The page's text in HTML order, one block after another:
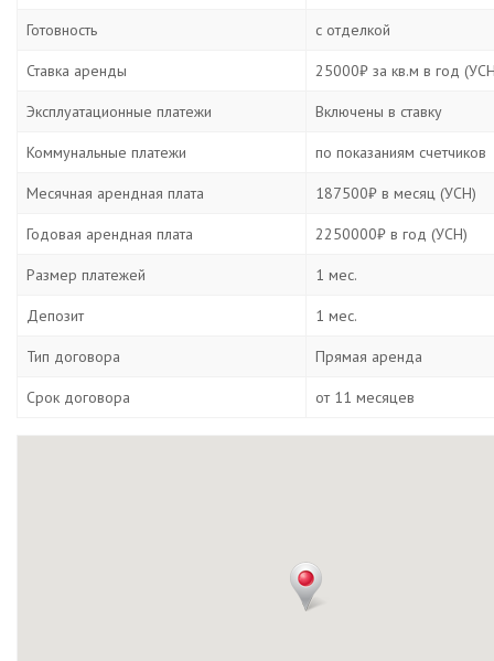
Готовность с отделкой
Ставка аренды 25000₽ за кв.м в год
Эксплуатационные платежи Включены в ставку
Коммунальные платежи по показаниям счетчиков
Месячная арендная плата 187500₽ в месяц (УСН)
Годовая арендная плата 2250000₽ в год (УСН)
Размер платежей 1 мес.
Депозит 1 мес.
Тип договора Прямая аренда
Срок договора от 11 месяцев